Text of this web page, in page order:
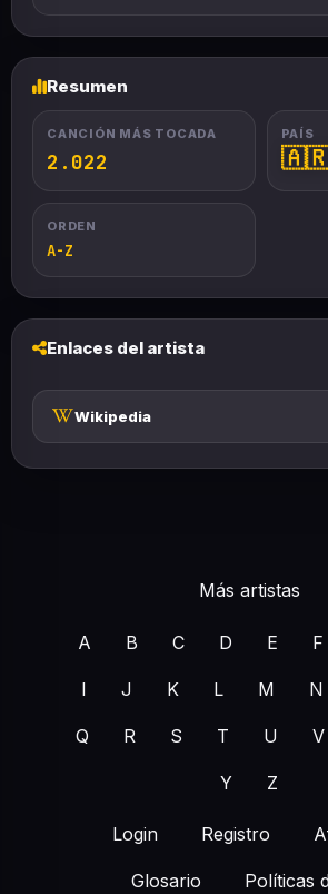
Resumen
CANCIÓN MÁS TOCADA
2.022
PAÍS
ORDEN
A-Z
Enlaces del artista
Wikipedia
Más artistas
A B C D E F
I J K L M N
Q R S T U V
Y Z
Login Registro
Glosario Políticas